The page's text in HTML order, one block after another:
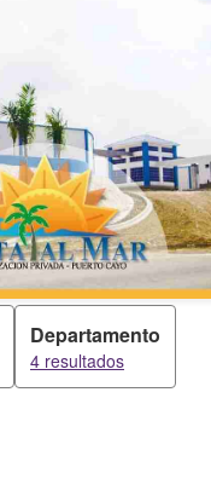
Departamento
4 resultados